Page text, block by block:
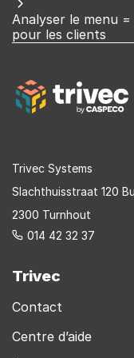
Analyser le menu
pour les clients
Trivec Systems
Slachthuisstraat 120
2300 Turnhout
014 42 32 37
Trivec
Contact
Centre d’aide